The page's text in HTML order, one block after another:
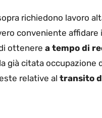
richiedono lavoro
conveniente
ottenere a tempo di
già citata occupazione
relative al transito